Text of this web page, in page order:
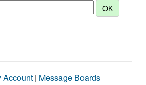
Account | Message Boards